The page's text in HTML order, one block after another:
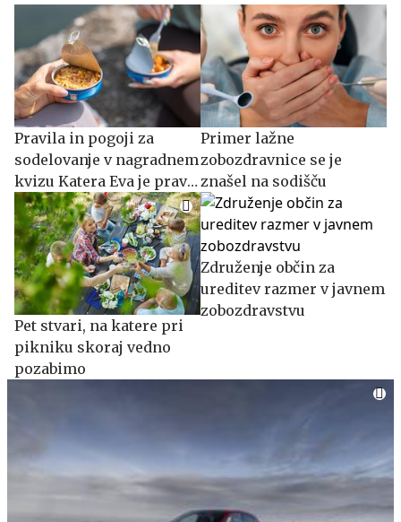
Pravila in pogoji za
sodelovanje v nagradnem
kvizu Katera Eva je prava
zate?
Primer lažne
zobozdravnice se je
znašel na sodišču
Pet stvari, na katere pri
pikniku skoraj vedno
pozabimo
Združenje občin za
ureditev razmer v javnem
zobozdravstvu